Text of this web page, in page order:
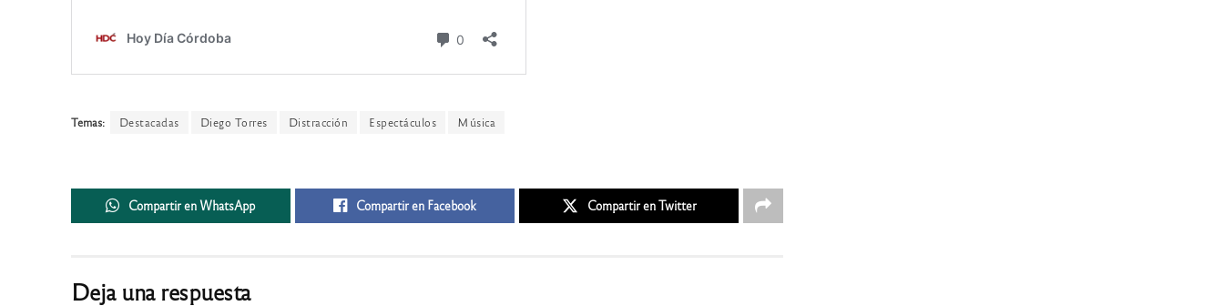
Temas: Destacadas Diego Torres Distracción Espectáculos Música
Compartir en WhatsApp Compartir en Facebook Compartir en Twitter
Deja una respuesta